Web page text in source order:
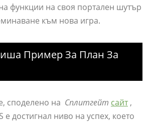
функции на своя портален шутър
към нова игра.
Пример За План За
споделено на Сплитгейт сайт,
е достигнал ниво на успех, което